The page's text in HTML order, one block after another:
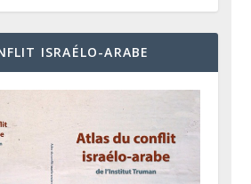
ISRAÉLO-ARABE